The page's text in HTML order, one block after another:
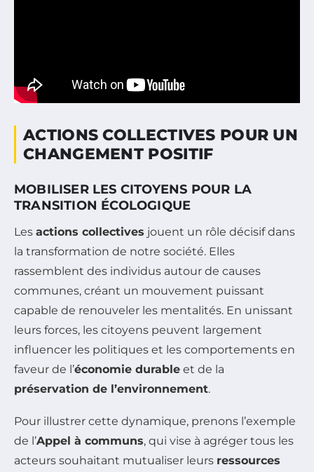
ACTIONS COLLECTIVES POUR UN
CHANGEMENT POSITIF
MOBILISER LES CITOYENS POUR LA
TRANSITION ÉCOLOGIQUE
Les actions collectives jouent un rôle décisif dans
la transformation de notre société. Elles
rassemblent des individus autour de causes
communes, créant un mouvement puissant
capable de renouveler les mentalités. En unissant
leurs forces, les citoyens peuvent largement
influencer les politiques et les comportements en
faveur de l’économie durable et de la
préservation de l’environnement.
Pour illustrer cette dynamique, prenons l’exemple
de l’Appel à communs, qui vise à agréger tous les
acteurs souhaitant mutualiser leurs ressources